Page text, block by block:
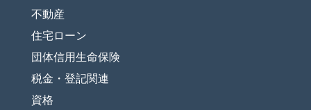
不動産
住宅ローン
団体信用生命保険
税金・登記関連
資格